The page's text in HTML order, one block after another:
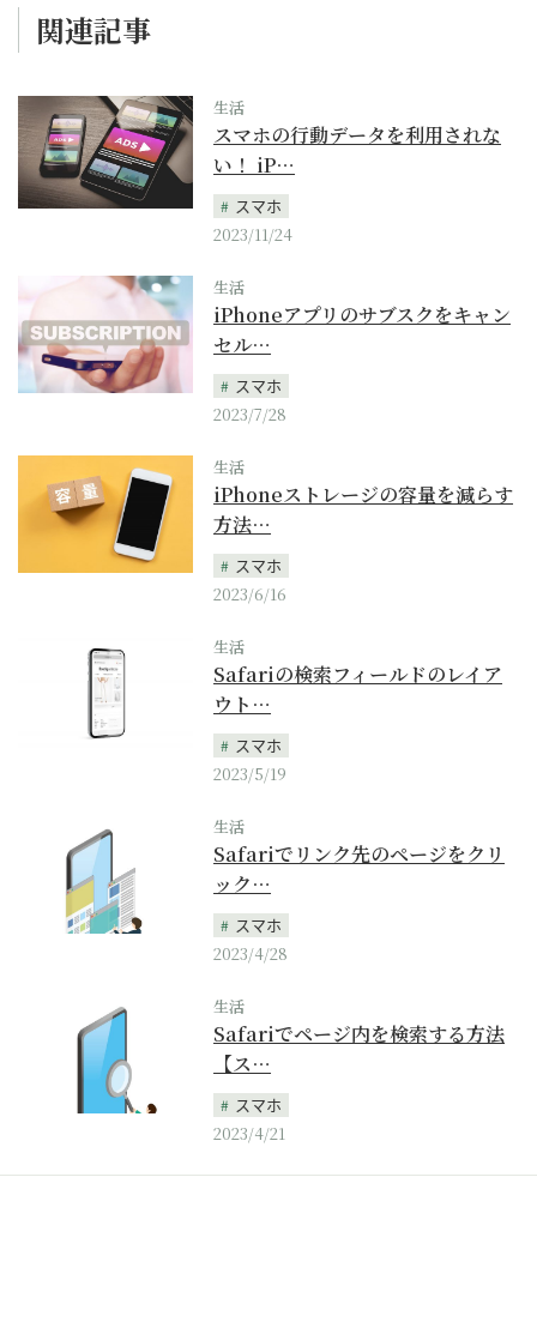
関連記事
生活
スマホの行動データを利用されな
い！ iP…
スマホ
2023/11/24
生活
iPhoneアプリのサブスクをキャン
セル…
スマホ
2023/7/28
生活
iPhoneストレージの容量を減らす
方法…
スマホ
2023/6/16
生活
Safariの検索フィールドのレイア
ウト…
スマホ
2023/5/19
生活
Safariでリンク先のページをクリ
ック…
スマホ
2023/4/28
生活
Safariでページ内を検索する方法
【ス…
スマホ
2023/4/21